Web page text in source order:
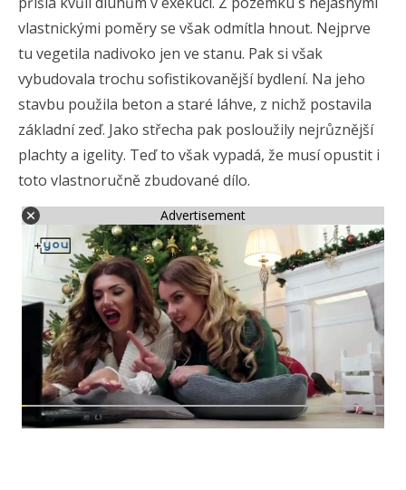
vlastnickými poměry se však odmítla hnout. Nejprve
tu vegetila nadivoko jen ve stanu. Pak si však
vybudovala trochu sofistikovanější bydlení. Na jeho
stavbu použila beton a staré láhve, z nichž postavila
základní zeď. Jako střecha pak posloužily nejrůznější
plachty a igelity. Teď to však vypadá, že musí opustit i
toto vlastnoručně zbudované dílo.
Advertisement